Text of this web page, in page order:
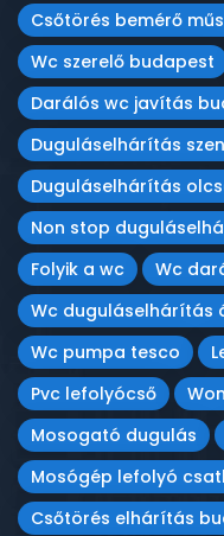
Csőtörés bemérő
Wc szerelő budapest
Darálós wc javítás
Duguláselhárítás
Duguláselhárítás
Non stop
Folyik a wc
Wc
Wc duguláselhárítás
Wc pumpa tesco
Pvc lefolyócső
Mosogató dugulás
Mosógép lefolyó
Csőtörés elhárítás